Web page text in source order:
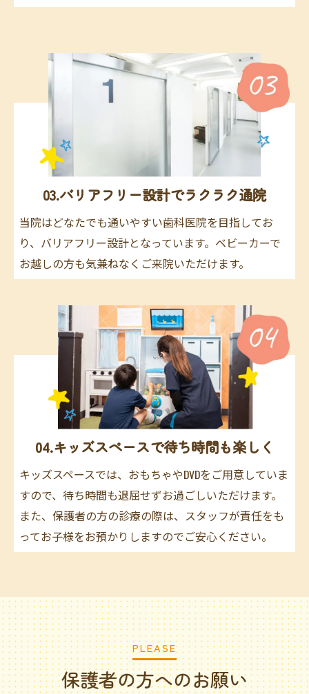
03.バリアフリー設計でラクラク通院
当院はどなたでも通いやすい歯科医院を目指してお
り、バリアフリー設計となっています。ベビーカーで
お越しの方も気兼ねなくご来院いただけます。
04.キッズスペースで待ち時間も楽しく
キッズスペースでは、おもちゃやDVDをご用意していま
すので、待ち時間も退屈せずお過ごしいただけます。
また、保護者の方の診療の際は、スタッフが責任をも
ってお子様をお預かりしますのでご安心ください。
保護者の方へのお願い
PLEASE